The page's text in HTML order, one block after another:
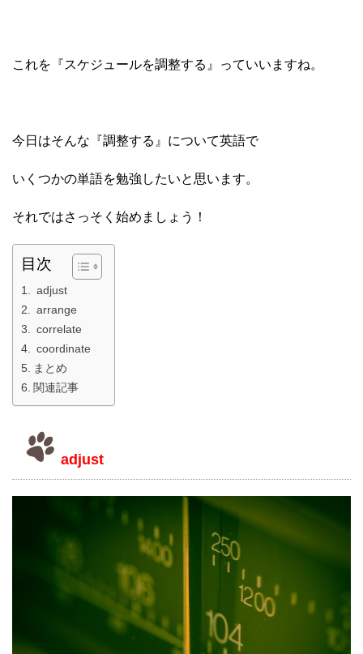
これを『スケジュールを調整する』っていいますね。
今日はそんな『調整する』について英語で
いくつかの単語を勉強したいと思います。
それではさっそく始めましょう！
目次
adjust
arrange
correlate
coordinate
まとめ
関連記事
adjust